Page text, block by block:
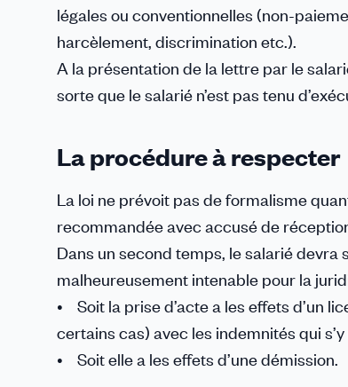
légales ou conventionnelles (non-
harcèlement, discrimination etc.).
A la présentation de la lettre par le
sorte que le salarié n’est pas tenu
La procédure à respecter
La loi ne prévoit pas de formalisme
recommandée avec accusé de
Dans un second temps, le salarié devra
malheureusement intenable pour la
• Soit la prise d’acte a les effets d’un
certains cas) avec les indemnités qui
• Soit elle a les effets d’une démission.